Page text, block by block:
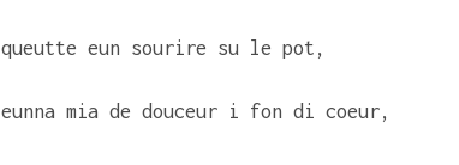
queutte eun sourire su le pot,
eunna mia de douceur i fon di coeur,